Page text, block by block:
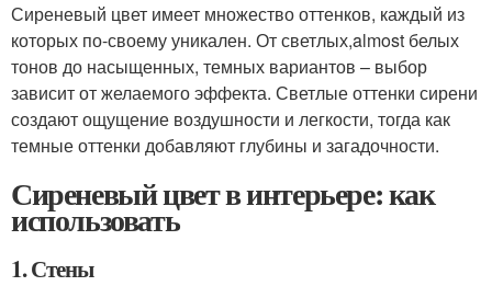
Сиреневый цвет имеет множество оттенков, каждый из
которых по-своему уникален. От светлых,almost белых
тонов до насыщенных, темных вариантов – выбор
зависит от желаемого эффекта. Светлые оттенки сирени
создают ощущение воздушности и легкости, тогда как
темные оттенки добавляют глубины и загадочности.
Сиреневый цвет в интерьере: как
использовать
1. Стены